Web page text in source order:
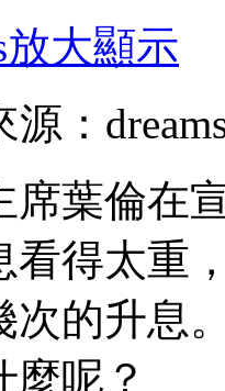
放大顯示
源：
席葉倫在
看得太重
次的升息
麼呢？